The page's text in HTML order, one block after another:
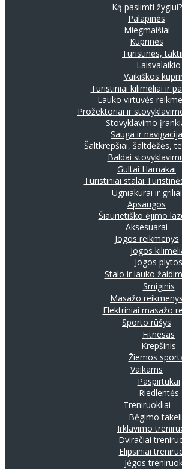
Ką pasiimti žygiui?
Palapinės
Miegmaišiai
Kuprinės
Turistinės,
Laisvalaikio
Vaikiškos
Turistiniai kilimėliai ir
Lauko virtuvės
Prožektoriai ir
Stovyklavimo
Sauga ir navigacija
Šaltkrepšiai, šaltdėžės,
Baldai
Gultai Hamakai
Turistiniai stalai
Ugniakurai ir griliai
Apsaugos
Šiaurietiško ėjimo
Aksesuarai
Jogos reikmenys
Jogos
Jogos plytos
Stalo ir lauko
Smiginis
Masažo reikmenys
Elektriniai masažo
Sporto rūšys
Fitnesas
Krepšinis
Žiemos
Vaikams
Paspirtukai
Riedlentės
Treniruokliai
Bėgimo
Irklavimo
Dviračiai
Elipsiniai
Jėgos